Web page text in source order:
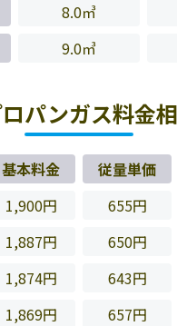
8.0㎥
9.0㎥
パンガス料金
基本料金 従量単価
1,900円 655円
1,887円 650円
1,874円 643円
1,869円 657円